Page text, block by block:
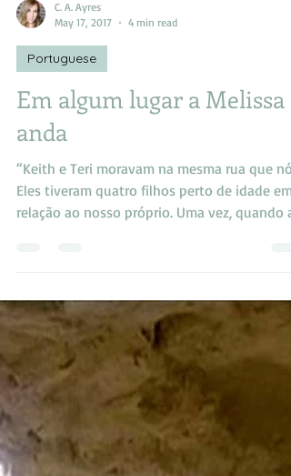
May 17, 2017
4 min read
anda
“Keith e Teri moravam na mesma rua que
Eles tiveram quatro filhos perto de idade em
relação ao nosso próprio. Uma vez, quando